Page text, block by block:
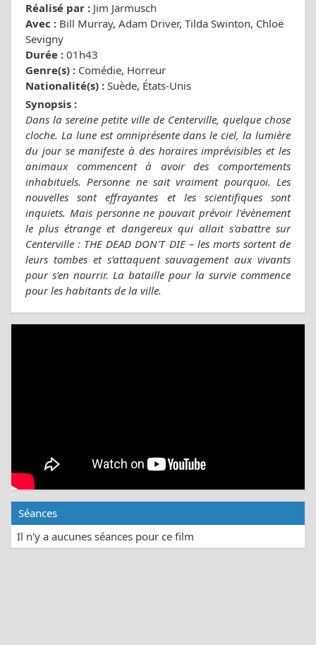
Réalisé par : Jim Jarmusch
Avec : Bill Murray, Adam Driver, Tilda Swinton, Chloë
Sevigny
Durée : 01h43
Genre(s) : Comédie, Horreur
Nationalité(s) : Suède, États-Unis
Synopsis :
Dans la sereine petite ville de Centerville, quelque chose
cloche. La lune est omniprésente dans le ciel, la lumière
du jour se manifeste à des horaires imprévisibles et les
animaux commencent à avoir des comportements
inhabituels. Personne ne sait vraiment pourquoi. Les
nouvelles sont effrayantes et les scientifiques sont
inquiets. Mais personne ne pouvait prévoir l'évènement
le plus étrange et dangereux qui allait s'abattre sur
Centerville : THE DEAD DON'T DIE – les morts sortent de
leurs tombes et s'attaquent sauvagement aux vivants
pour s'en nourrir. La bataille pour la survie commence
pour les habitants de la ville.
Séances
Il n'y a aucunes séances pour ce film